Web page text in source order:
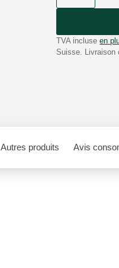
TVA incluse en
Suisse. Livraison
Autres produits Avis